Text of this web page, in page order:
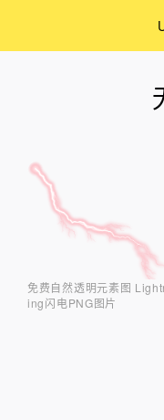
免费自然透明元素图
ing闪电PNG图片